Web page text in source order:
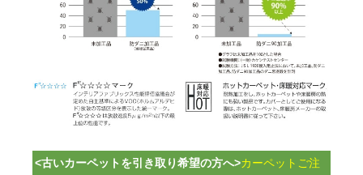
<古いカーペットを引き取り希望の方へ>カーペットご注